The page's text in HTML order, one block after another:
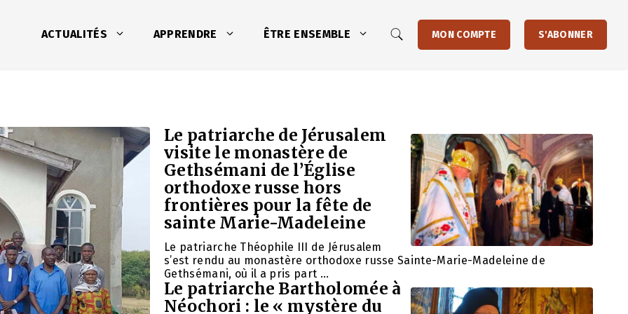
ACTUALITÉS APPRENDRE ÊTRE ENSEMBLE MON COMPTE S'ABONNER
Le patriarche de Jérusalem
visite le monastère de
Gethsémani de l’Église
orthodoxe russe hors
frontières pour la fête de
sainte Marie-Madeleine
Le patriarche Théophile III de Jérusalem
s’est rendu au monastère orthodoxe russe Sainte-Marie-Madeleine de
Gethsémani, où il a pris part …
Le patriarche Bartholomée à
Néochori : le « mystère du